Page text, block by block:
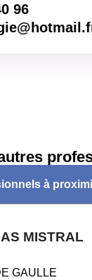
96
à
MISTRAL
GAULLE